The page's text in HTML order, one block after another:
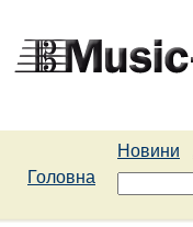
Новини
Головна